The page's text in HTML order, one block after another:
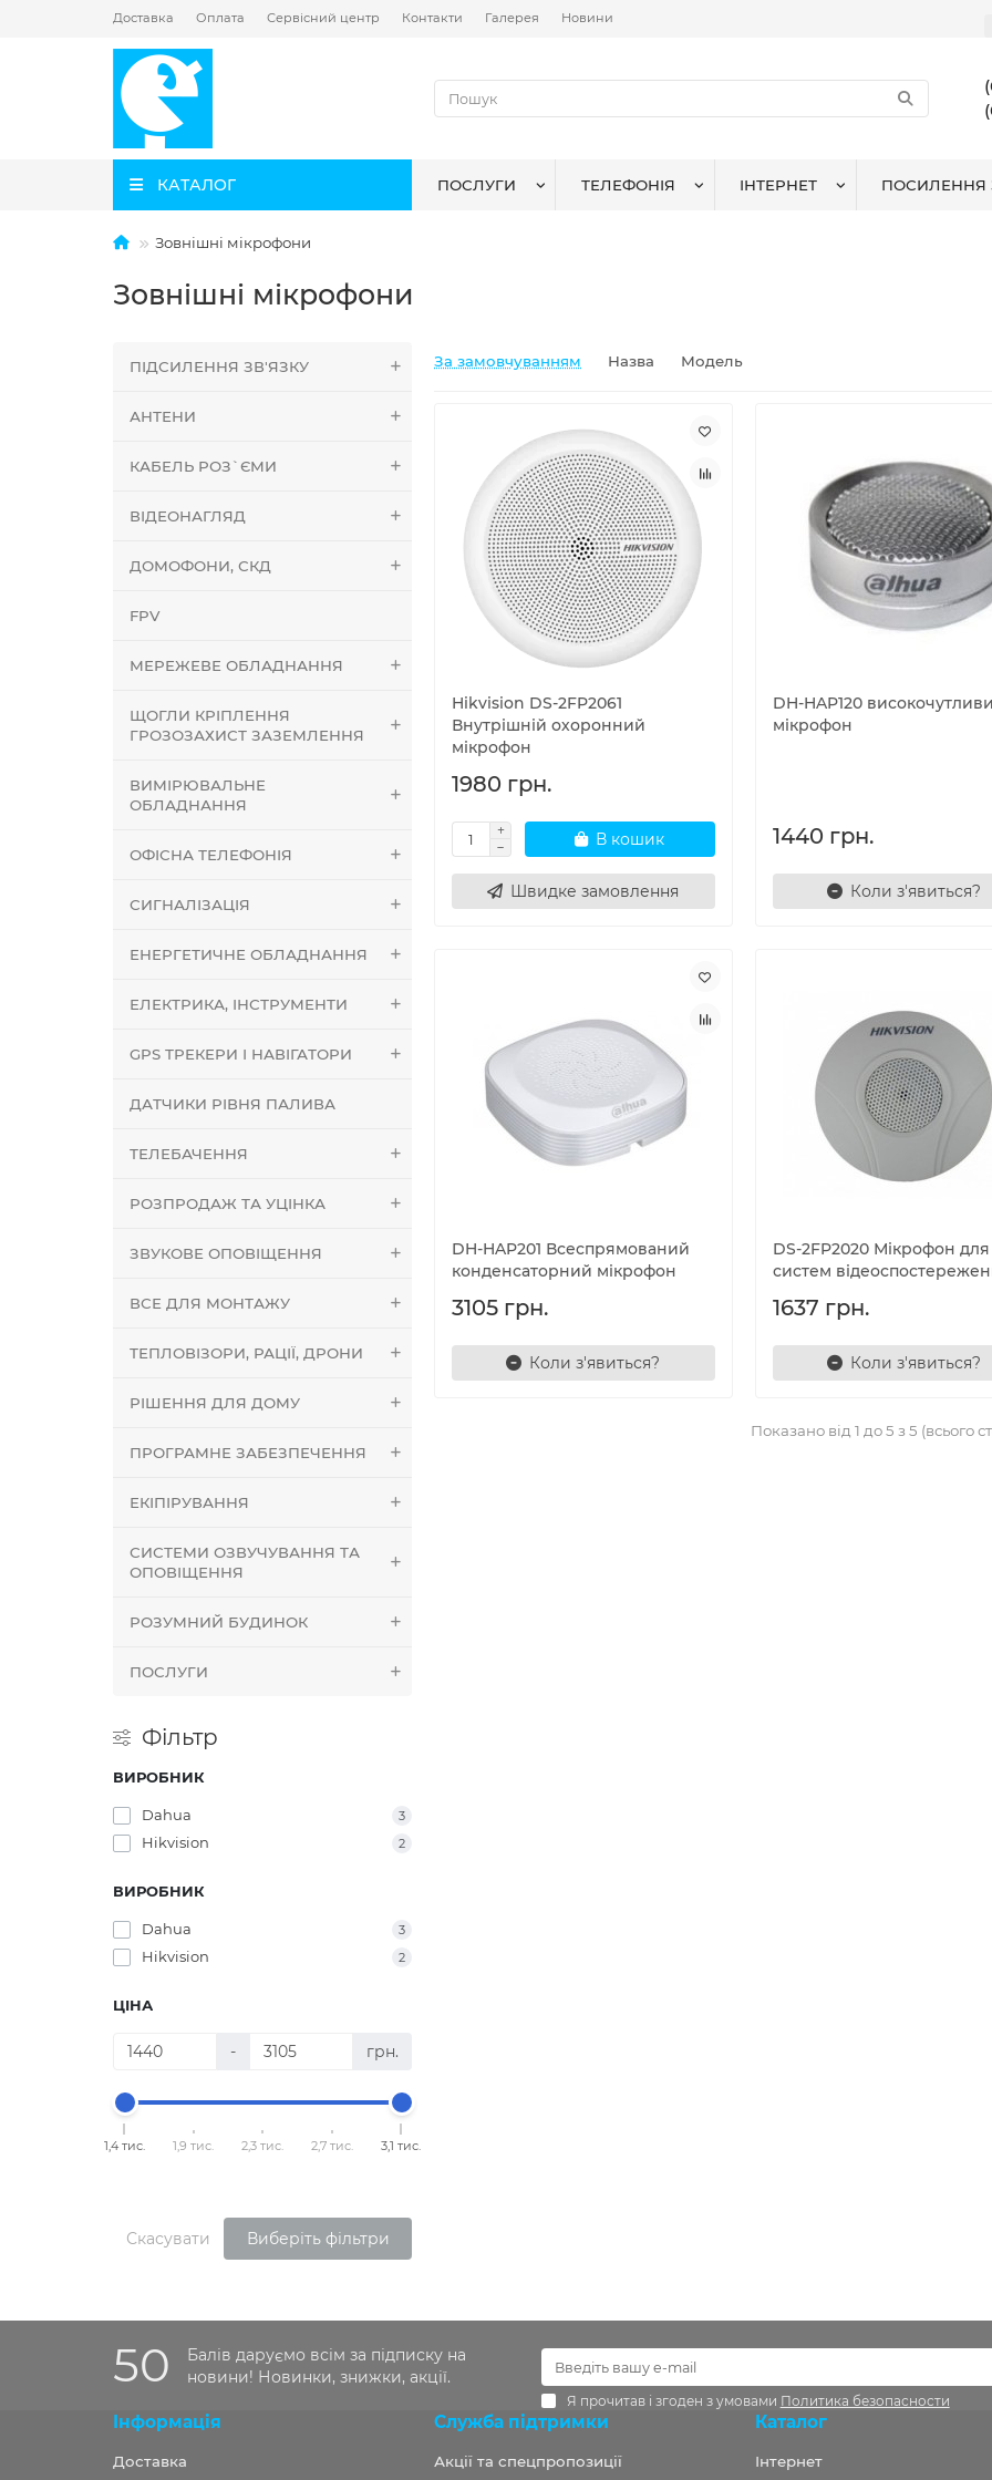
Доставка Оплата Сервісний центр Контакти Галерея Новини
КАТАЛОГ ПОСЛУГИ ТЕЛЕФОНІЯ ІНТЕРНЕТ ПОСИЛЕННЯ
Зовнішні мікрофони
Зовнішні мікрофони
ПІДСИЛЕННЯ ЗВ'ЯЗКУ
АНТЕНИ
КАБЕЛЬ РОЗ`ЄМИ
ВІДЕОНАГЛЯД
ДОМОФОНИ, СКД
FPV
МЕРЕЖЕВЕ ОБЛАДНАННЯ
ЩОГЛИ КРІПЛЕННЯ
ГРОЗОЗАХИСТ ЗАЗЕМЛЕННЯ
ВИМІРЮВАЛЬНЕ
ОБЛАДНАННЯ
ОФІСНА ТЕЛЕФОНІЯ
СИГНАЛІЗАЦІЯ
ЕНЕРГЕТИЧНЕ ОБЛАДНАННЯ
ЕЛЕКТРИКА, ІНСТРУМЕНТИ
GPS ТРЕКЕРИ І НАВІГАТОРИ
ДАТЧИКИ РІВНЯ ПАЛИВА
ТЕЛЕБАЧЕННЯ
РОЗПРОДАЖ ТА УЦІНКА
ЗВУКОВЕ ОПОВІЩЕННЯ
ВСЕ ДЛЯ МОНТАЖУ
ТЕПЛОВІЗОРИ, РАЦІЇ, ДРОНИ
РІШЕННЯ ДЛЯ ДОМУ
ПРОГРАМНЕ ЗАБЕЗПЕЧЕННЯ
ЕКІПІРУВАННЯ
СИСТЕМИ ОЗВУЧУВАННЯ ТА
ОПОВІЩЕННЯ
РОЗУМНИЙ БУДИНОК
ПОСЛУГИ
Фільтр
ВИРОБНИК
Dahua 3
Hikvision 2
ВИРОБНИК
Dahua 3
Hikvision 2
ЦІНА
- грн.
1,4 тис. 1,9 тис. 2,3 тис. 2,7 тис. 3,1 тис.
Скасувати Виберіть фільтри
За замовчуванням Назва Модель
Hikvision DS-2FP2061
Внутрішній охоронний
мікрофон
1980 грн.
В кошик
Швидке замовлення
DH-HAP120
мікрофон
1440 грн.
Коли з'явиться?
DH-HAP201 Всеспрямований
конденсаторний мікрофон
3105 грн.
Коли з'явиться?
DS-2FP2020 Мікрофон для
систем
1637 грн.
Коли з'явиться?
Показано від 1 до 5 з 5 (всього
50
Балів даруємо всім за підписку на
новини! Новинки, знижки, акції.
Я прочитав і згоден з умовами Политика безопасности
Інформація
Доставка
Служба підтримки
Акції та спецпропозиції
Каталог
Інтернет